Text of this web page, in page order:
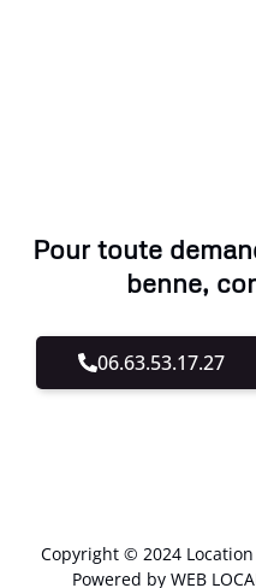
Pour toute
benne,
06.63.53.17.27
Copyright © 2024
Powered by WEB